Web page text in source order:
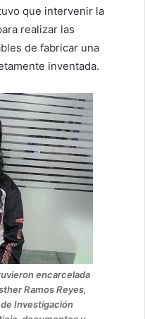
que intervenir la
realizar las
de fabricar una
inventada.
encarcelada
Ramos Reyes,
Investigación